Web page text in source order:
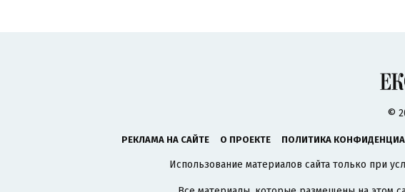
©
РЕКЛАМА НА САЙТЕ О ПРОЕКТЕ ПОЛИТИКА
Использование материалов сайта только при